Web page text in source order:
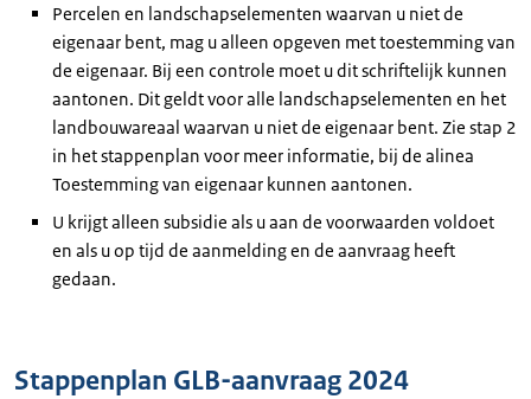
Percelen en landschapselementen waarvan u niet de
eigenaar bent, mag u alleen opgeven met toestemming van
de eigenaar. Bij een controle moet u dit schriftelijk kunnen
aantonen. Dit geldt voor alle landschapselementen en het
landbouwareaal waarvan u niet de eigenaar bent. Zie stap 2
in het stappenplan voor meer informatie, bij de alinea
Toestemming van eigenaar kunnen aantonen.
U krijgt alleen subsidie als u aan de voorwaarden voldoet
en als u op tijd de aanmelding en de aanvraag heeft
gedaan.
Stappenplan GLB-aanvraag 2024